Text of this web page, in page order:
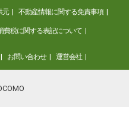
元 不動産情報に関する免責事項
費税に関する表記について
お問い合わせ 運営会社